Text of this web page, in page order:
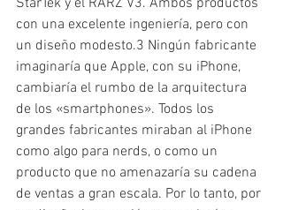
con una excelente ingeniería, pero con
un diseño modesto.3 Ningún fabricante
imaginaría que Apple, con su iPhone,
cambiaría el rumbo de la arquitectura
de los «smartphones». Todos los
grandes fabricantes miraban al iPhone
como algo para nerds, o como un
producto que no amenazaría su cadena
de ventas a gran escala. Por lo tanto, por